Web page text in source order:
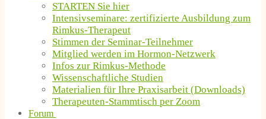
STARTEN Sie hier
Intensivseminare: zertifizierte Ausbildung zum
Rimkus-Therapeut
Stimmen der Seminar-Teilnehmer
Mitglied werden im Hormon-Netzwerk
Infos zur Rimkus-Methode
Wissenschaftliche Studien
Materialien für Ihre Praxisarbeit (Downloads)
Therapeuten-Stammtisch per Zoom
Forum